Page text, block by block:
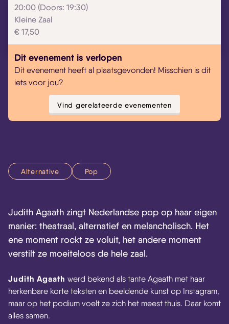
20:00 (Doors: 19:30)
Kleine Zaal
€ 17,50
Dit evenement is verlopen
Dit evenement heeft al plaatsgevonden! Misschien is dit
iets voor jou?
Vind gerelateerde evenementen
Alternative Pop
Judith Agaath zingt Nederlandse pop op haar eigen
manier: theatraal, alternatief en melancholisch. Het
ene moment rockt ze voluit, het andere moment
verstilt ze moeiteloos de hele zaal.
Judith Agaath werd bekend als tante Agaath met haar
herkenbare korte teksten en beeldende kunst op Instagram,
maar op het podium voelt ze zich het meest thuis. Daar komt
alles samen.